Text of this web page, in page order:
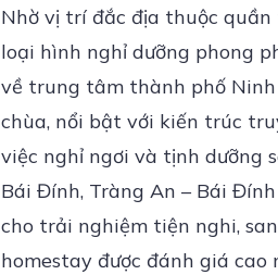
Nhờ vị trí đắc địa thuộc
loại hình nghỉ dưỡng phong
về trung tâm thành phố
chùa, nổi bật với kiến trúc
việc nghỉ ngơi và tịnh dưỡng
Bái Đính, Tràng An – Bái
cho trải nghiệm tiện nghi,
homestay được đánh giá